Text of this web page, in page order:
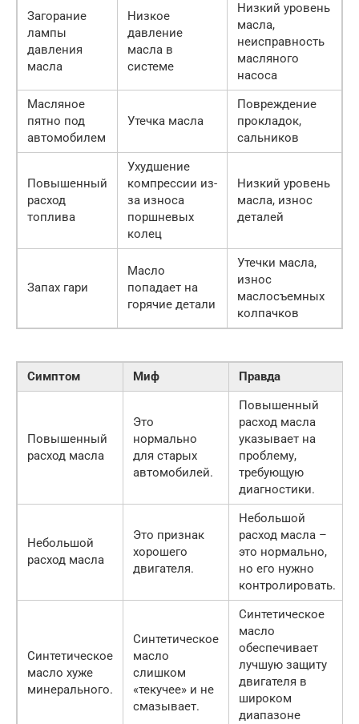
Загорание
лампы
давления
масла
Низкое
давление
масла в
системе
Низкий уровень
масла,
неисправность
масляного
насоса
Масляное
пятно под
автомобилем
Утечка масла
Повреждение
прокладок,
сальников
Повышенный
расход
топлива
Ухудшение
компрессии из-
за износа
поршневых
колец
Низкий уровень
масла, износ
деталей
Запах гари
Масло
попадает на
горячие детали
Утечки масла,
износ
маслосъемных
колпачков
Симптом Миф Правда
Повышенный
расход масла
Это
нормально
для старых
автомобилей.
Повышенный
расход масла
указывает на
проблему,
требующую
диагностики.
Небольшой
расход масла
Это признак
хорошего
двигателя.
Небольшой
расход масла –
это нормально,
но его нужно
контролировать.
Синтетическое
масло хуже
минерального.
Синтетическое
масло
слишком
«текучее» и не
смазывает.
Синтетическое
масло
обеспечивает
лучшую защиту
двигателя в
широком
диапазоне